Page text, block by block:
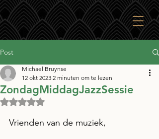
Post
ZondagMiddagJazzSessie
Michael Bruynse
12 okt 2023 2 minuten om te lezen
Beoordeeld met NaN uit 5 sterren.
Vrienden van de muziek,